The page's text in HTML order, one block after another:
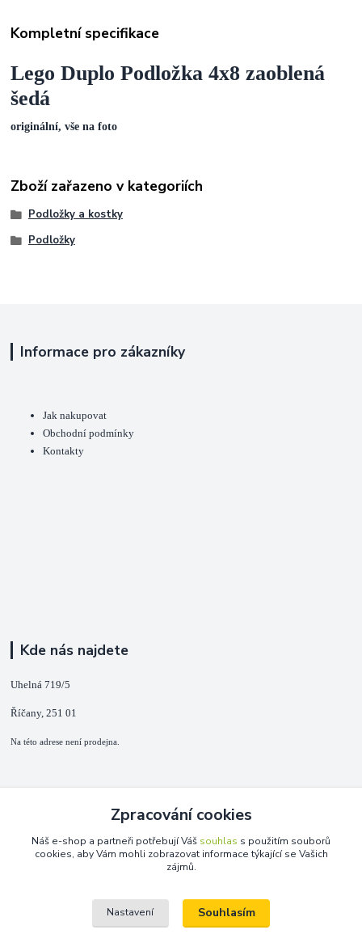
Kompletní specifikace
Lego Duplo Podložka 4x8 zaoblená
šedá
originální, vše na foto
Zboží zařazeno v kategoriích
Podložky a kostky
Podložky
Informace pro zákazníky
Jak nakupovat
Obchodní podmínky
Kontakty
Kde nás najdete
Uhelná 719/5
Říčany, 251 01
Na této adrese není prodejna.
+420 725 889 873
(Po-Ne, 9-18 hod.)
Zpracování cookies
Náš e-shop a partneři potřebují Váš souhlas s použitím souborů
cookies, aby Vám mohli zobrazovat informace týkající se Vašich
zájmů.
Nastavení Souhlasím